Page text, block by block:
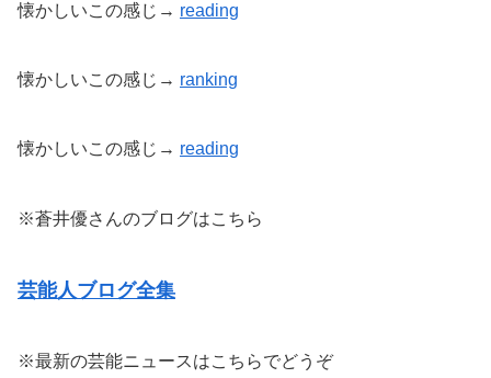
懐かしいこの感じ→ reading
懐かしいこの感じ→ ranking
懐かしいこの感じ→ reading
※蒼井優さんのブログはこちら
芸能人ブログ全集
※最新の芸能ニュースはこちらでどうぞ